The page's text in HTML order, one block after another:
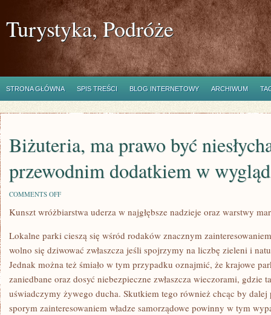
Turystyka, Podróże
STRONA GŁÓWNA SPIS TREŚCI BLOG INTERNETOWY ARCHIWUM
Biżuteria, ma prawo być
przewodnim dodatkiem w
COMMENTS OFFON
MA
NIESŁYCHANIE
PRZEWODNIM
DODATKIEM
W
WYGLĄDZIE
Kunszt wróżbiarstwa uderza w najgłębsze nadzieje oraz warstwy
Lokalne parki cieszą się wśród rodaków znacznym
wolno się dziwować zwłaszcza jeśli spojrzymy na liczbę zieleni i
Jednak można też śmiało w tym przypadku oznajmić, że krajowe
zaniedbane oraz dosyć niebezpieczne zwłaszcza wieczorami, gdzie
uświadczymy żywego ducha. Skutkiem tego również chcąc by dalej
sporym zainteresowaniem władze samorządowe powinny w tym